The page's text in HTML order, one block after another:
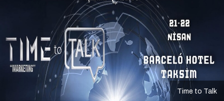
Time to Talk